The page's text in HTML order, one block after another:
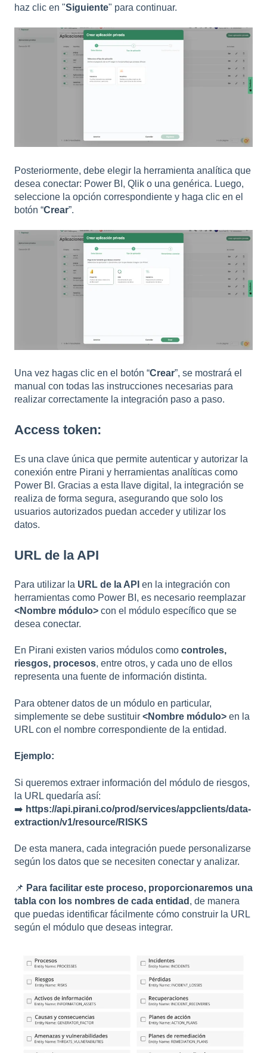
haz clic en "Siguiente" para continuar.
Posteriormente, debe elegir la herramienta analítica que
desea conectar: Power BI, Qlik o una genérica. Luego,
seleccione la opción correspondiente y haga clic en el
botón “Crear”.
Una vez hagas clic en el botón “Crear”, se mostrará el
manual con todas las instrucciones necesarias para
realizar correctamente la integración paso a paso.
Access token:
Es una clave única que permite autenticar y autorizar la
conexión entre Pirani y herramientas analíticas como
Power BI. Gracias a esta llave digital, la integración se
realiza de forma segura, asegurando que solo los
usuarios autorizados puedan acceder y utilizar los
datos.
URL de la API
Para utilizar la URL de la API en la integración con
herramientas como Power BI, es necesario reemplazar
<Nombre módulo> con el módulo específico que se
desea conectar.
En Pirani existen varios módulos como controles,
riesgos, procesos, entre otros, y cada uno de ellos
representa una fuente de información distinta.
Para obtener datos de un módulo en particular,
simplemente se debe sustituir <Nombre módulo> en la
URL con el nombre correspondiente de la entidad.
Ejemplo:
Si queremos extraer información del módulo de riesgos,
la URL quedaría así:
➡️ https://api.pirani.co/prod/services/appclients/data-
extraction/v1/resource/RISKS
De esta manera, cada integración puede personalizarse
según los datos que se necesiten conectar y analizar.
📌 Para facilitar este proceso, proporcionaremos una
tabla con los nombres de cada entidad , de manera
que puedas identificar fácilmente cómo construir la URL
según el módulo que deseas integrar.